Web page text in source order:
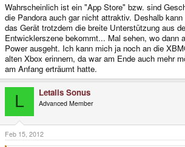
Wahrscheinlich ist ein "App Store" bzw. sind
die Pandora auch gar nicht attraktiv. Deshalb
das Gerät trotzdem die breite Unterstützung aus
Entwicklerszene bekommt... Mal sehen, wo dann
Power ausgeht. Ich kann mich ja noch an die
alten Xbox erinnern, da war am Ende auch mehr
am Anfang erträumt hatte.
L Letalis Sonus
Advanced Member
Feb 15, 2012